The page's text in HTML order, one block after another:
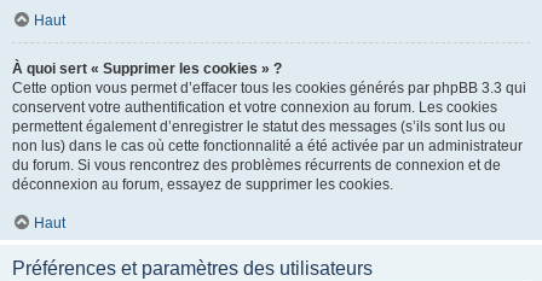
Haut
À quoi sert « Supprimer les cookies » ?
Cette option vous permet d’effacer tous les cookies générés par phpBB 3.3 qui
conservent votre authentification et votre connexion au forum. Les cookies
permettent également d’enregistrer le statut des messages (s’ils sont lus ou
non lus) dans le cas où cette fonctionnalité a été activée par un administrateur
du forum. Si vous rencontrez des problèmes récurrents de connexion et de
déconnexion au forum, essayez de supprimer les cookies.
Haut
Préférences et paramètres des utilisateurs